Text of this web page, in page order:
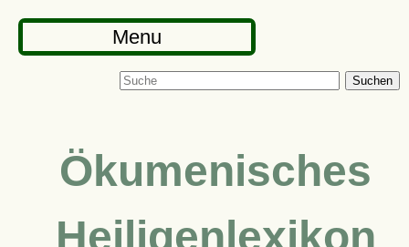
Menu
Suchen
Ökumenisches
Heiligenlexikon